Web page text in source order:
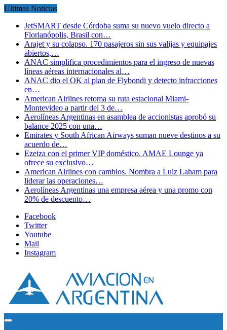
Ultimas Noticias
JetSMART desde Córdoba suma su nuevo vuelo directo a
Florianópolis, Brasil con…
Arajet y su colapso. 170 pasajeros sin sus valijas y equipajes
abiertos,…
ANAC simplifica procedimientos para el ingreso de nuevas
líneas aéreas internacionales al…
ANAC dio el OK al plan de Flybondi y detecto infracciones
en…
American Airlines retoma su ruta estacional Miami-
Montevideo a partir del 3 de…
Aerolíneas Argentinas en asamblea de accionistas aprobó su
balance 2025 con una…
Emirates y South African Airways suman nueve destinos a su
acuerdo de…
Ezeiza con el primer VIP doméstico. AMAE Lounge ya
ofrece su exclusivo…
American Airlines con cambios. Nombra a Luiz Laham para
liderar las operaciones…
Aerolíneas Argentinas una empresa aérea y una promo con
20% de descuento…
Facebook
Twitter
Youtube
Mail
Instagram